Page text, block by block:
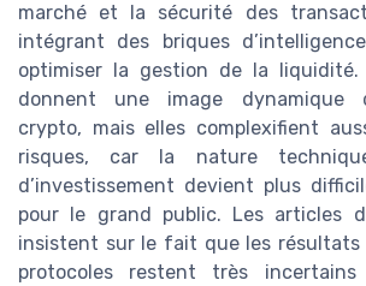
marché et la sécurité des
intégrant des briques
optimiser la gestion de la liquidité.
donnent une image dynamique
crypto, mais elles complexifient
risques, car la nature
d’investissement devient plus
pour le grand public. Les articles
insistent sur le fait que les résultats
protocoles restent très